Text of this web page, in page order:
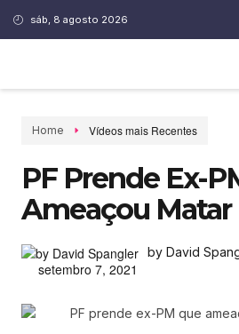
sáb, 8 agosto 2026
Home Vídeos mais Recentes
PF Prende Ex-
Ameaçou Matar
by David
setembro 7, 2021